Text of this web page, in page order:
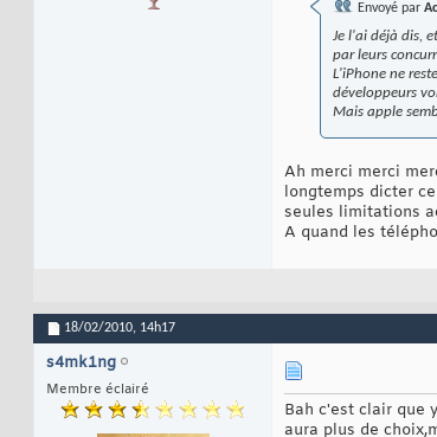
Envoyé par
Je l'ai déjà dis,
par leurs
L'iPhone ne
développeurs
Mais apple
Ah merci merci
longtemps dicter
seules limitations
A quand les
18/02/2010, 14h17
s4mk1ng
Membre éclairé
Bah c'est clair que
aura plus de